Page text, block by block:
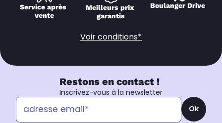
Service après
vente
Meilleurs prix
garantis
Boulanger Drive
Voir conditions*
Restons en contact !
Inscrivez-vous à la newsletter
Ok